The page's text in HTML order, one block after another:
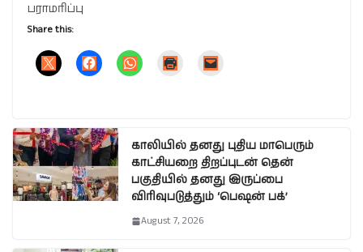
பராமரிப்பு
Share this:
காலியில் தனது புதிய மாபெரும்
காட்சியறை திறப்புடன் தென்
பகுதியில் தனது இருப்பை
விரிவுபடுத்தும் ‘பெஷன் பக்’
August 7, 2026